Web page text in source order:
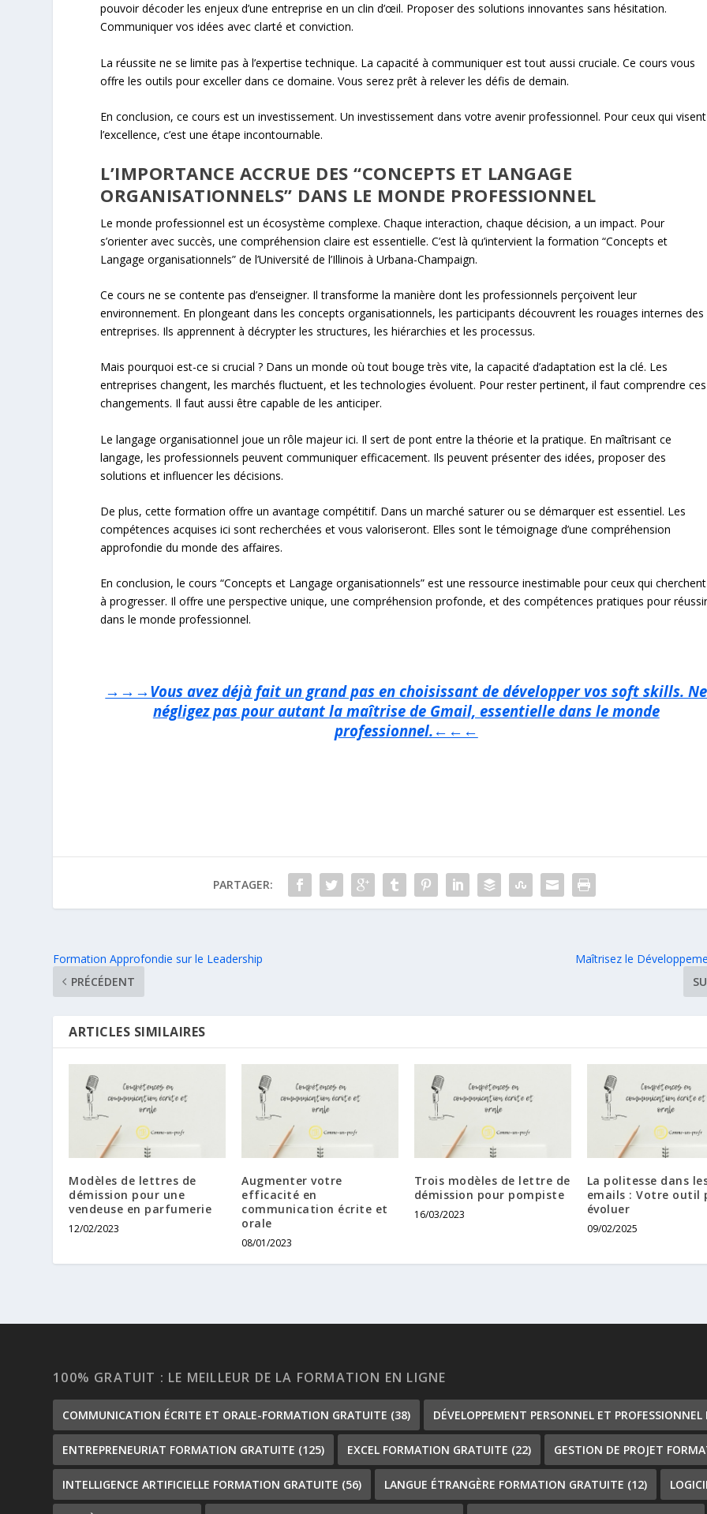
pouvoir décoder les enjeux d’une entreprise en un clin d’œil. Proposer des solutions innovantes sans hésitation.
Communiquer vos idées avec clarté et conviction.
La réussite ne se limite pas à l’expertise technique. La capacité à communiquer est tout aussi cruciale. Ce cours vous
offre les outils pour exceller dans ce domaine. Vous serez prêt à relever les défis de demain.
En conclusion, ce cours est un investissement. Un investissement dans votre avenir professionnel. Pour ceux qui visent
l’excellence, c’est une étape incontournable.
L’IMPORTANCE ACCRUE DES “CONCEPTS ET LANGAGE
ORGANISATIONNELS” DANS LE MONDE PROFESSIONNEL
Le monde professionnel est un écosystème complexe. Chaque interaction, chaque décision, a un impact. Pour
s’orienter avec succès, une compréhension claire est essentielle. C’est là qu’intervient la formation “Concepts et
Langage organisationnels” de l’Université de l’Illinois à Urbana-Champaign.
Ce cours ne se contente pas d’enseigner. Il transforme la manière dont les professionnels perçoivent leur
environnement. En plongeant dans les concepts organisationnels, les participants découvrent les rouages internes des
entreprises. Ils apprennent à décrypter les structures, les hiérarchies et les processus.
Mais pourquoi est-ce si crucial ? Dans un monde où tout bouge très vite, la capacité d’adaptation est la clé. Les
entreprises changent, les marchés fluctuent, et les technologies évoluent. Pour rester pertinent, il faut comprendre ces
changements. Il faut aussi être capable de les anticiper.
Le langage organisationnel joue un rôle majeur ici. Il sert de pont entre la théorie et la pratique. En maîtrisant ce
langage, les professionnels peuvent communiquer efficacement. Ils peuvent présenter des idées, proposer des
solutions et influencer les décisions.
De plus, cette formation offre un avantage compétitif. Dans un marché saturer ou se démarquer est essentiel. Les
compétences acquises ici sont recherchées et vous valoriseront. Elles sont le témoignage d’une compréhension
approfondie du monde des affaires.
En conclusion, le cours “Concepts et Langage organisationnels” est une ressource inestimable pour ceux qui cherchent
à progresser. Il offre une perspective unique, une compréhension profonde, et des compétences pratiques pour
dans le monde professionnel.
→→→Vous avez déjà fait un grand pas en choisissant de développer vos soft skills. Ne
négligez pas pour autant la maîtrise de Gmail, essentielle dans le monde
professionnel.←←←
PARTAGER:
Formation Approfondie sur le Leadership
PRÉCÉDENT
Maîtrisez le
ARTICLES SIMILAIRES
Modèles de lettres de
démission pour une
vendeuse en parfumerie
12/02/2023
Augmenter votre
efficacité en
communication écrite et
orale
08/01/2023
Trois modèles de lettre de
démission pour pompiste
16/03/2023
La politesse dans
emails : Votre outil
évoluer
09/02/2025
100% GRATUIT : LE MEILLEUR DE LA FORMATION EN LIGNE
COMMUNICATION ÉCRITE ET ORALE-FORMATION GRATUITE (38) DÉVELOPPEMENT PERSONNEL ET
ENTREPRENEURIAT FORMATION GRATUITE (125) EXCEL FORMATION GRATUITE (22) GESTION DE PROJET
INTELLIGENCE ARTIFICIELLE FORMATION GRATUITE (56) LANGUE ÉTRANGÈRE FORMATION GRATUITE (12)